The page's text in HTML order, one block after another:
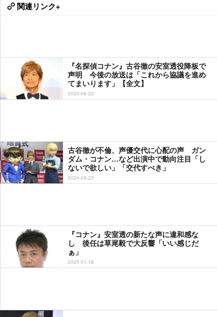
関連リンク+
『名探偵コナン』古谷徹の安室透役降板で
声明 今後の放送は「これから協議を進め
てまいります」【全文】
2024-06-22
古谷徹が不倫、声優交代に心配の声 ガン
ダム・コナン…など出演中で動向注目「し
ないで欲しい」「交代すべき」
2024-05-22
『コナン』安室透の新たな声に違和感な
し 後任は草尾毅で大反響「いい感じだ
ぁ」
2025-01-18